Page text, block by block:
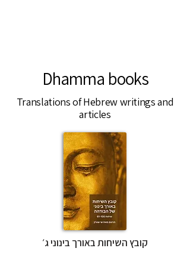
Dhamma books
Translations of Hebrew writings and
articles
קובץ השיחות באורך בינוני ג׳